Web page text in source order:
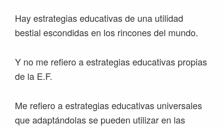
Hay estrategias educativas de una utilidad
bestial escondidas en los rincones del mundo.
Y no me refiero a estrategias educativas propias
de la E.F.
Me refiero a estrategias educativas universales
que adaptándolas se pueden utilizar en las